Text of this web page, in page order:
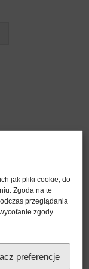
jak pliki cookie, do
Zgoda na te
przeglądania
zgody
preferencje